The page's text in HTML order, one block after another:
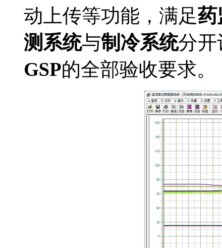
动上传等功能，满足药
测系统与制冷系统分开
GSP的全部验收要求。